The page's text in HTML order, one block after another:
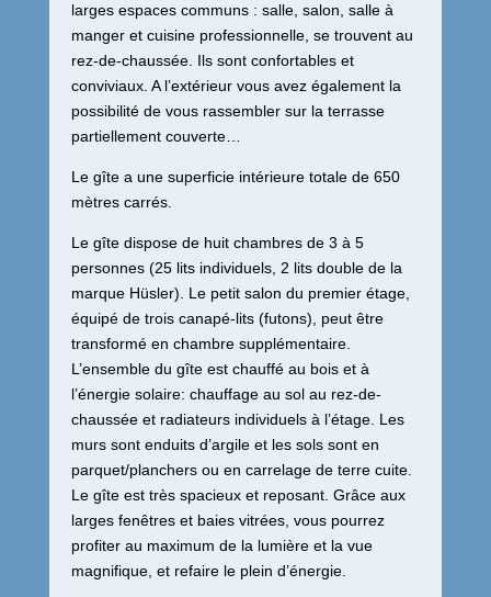
larges espaces communs : salle, salon, salle à
manger et cuisine professionnelle, se trouvent au
rez-de-chaussée. Ils sont confortables et
conviviaux. A l’extérieur vous avez également la
possibilité de vous rassembler sur la terrasse
partiellement couverte…
Le gîte a une superficie intérieure totale de 650
mètres carrés.
Le gîte dispose de huit chambres de 3 à 5
personnes (25 lits individuels, 2 lits double de la
marque Hüsler). Le petit salon du premier étage,
équipé de trois canapé-lits (futons), peut être
transformé en chambre supplémentaire.
L’ensemble du gîte est chauffé au bois et à
l’énergie solaire: chauffage au sol au rez-de-
chaussée et radiateurs individuels à l’étage. Les
murs sont enduits d’argile et les sols sont en
parquet/planchers ou en carrelage de terre cuite.
Le gîte est très spacieux et reposant. Grâce aux
larges fenêtres et baies vitrées, vous pourrez
profiter au maximum de la lumière et la vue
magnifique, et refaire le plein d’énergie.